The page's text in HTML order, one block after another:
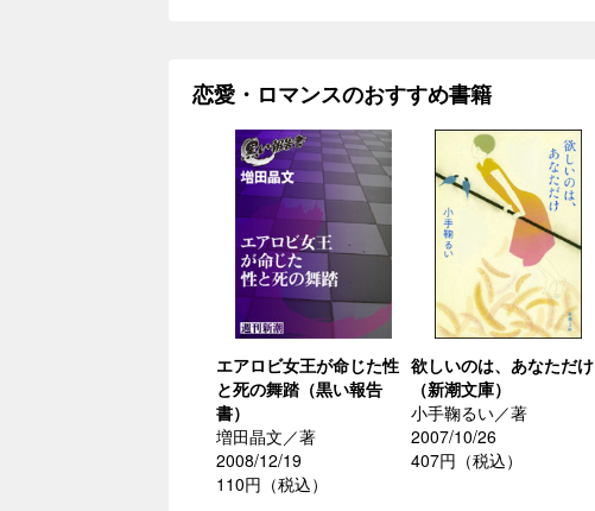
恋愛・ロマンスのおすすめ書籍
エアロビ女王が命じた性
と死の舞踏（黒い報告
書）
増田晶文／著
2008/12/19
110円（税込）
欲しいのは、あなただけ
（新潮文庫）
小手鞠るい／著
2007/10/26
407円（税込）